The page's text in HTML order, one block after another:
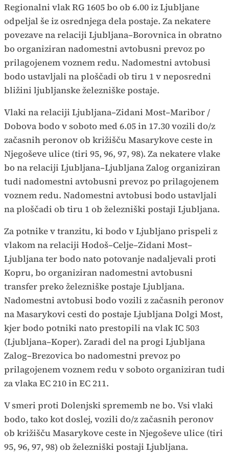
Regionalni vlak RG 1605 bo ob 6.00 iz Ljubljane
odpeljal še iz osrednjega dela postaje. Za nekatere
povezave na relaciji Ljubljana–Borovnica in obratno
bo organiziran nadomestni avtobusni prevoz po
prilagojenem voznem redu. Nadomestni avtobusi
bodo ustavljali na ploščadi ob tiru 1 v neposredni
bližini ljubljanske železniške postaje.
Vlaki na relaciji Ljubljana–Zidani Most–Maribor /
Dobova bodo v soboto med 6.05 in 17.30 vozili do/z
začasnih peronov ob križišču Masarykove ceste in
Njegoševe ulice (tiri 95, 96, 97, 98). Za nekatere vlake
bo na relaciji Ljubljana–Ljubljana Zalog organiziran
tudi nadomestni avtobusni prevoz po prilagojenem
voznem redu. Nadomestni avtobusi bodo ustavljali
na ploščadi ob tiru 1 ob železniški postaji Ljubljana.
Za potnike v tranzitu, ki bodo v Ljubljano prispeli z
vlakom na relaciji Hodoš–Celje–Zidani Most–
Ljubljana ter bodo nato potovanje nadaljevali proti
Kopru, bo organiziran nadomestni avtobusni
transfer preko železniške postaje Ljubljana.
Nadomestni avtobusi bodo vozili z začasnih peronov
na Masarykovi cesti do postaje Ljubljana Dolgi Most,
kjer bodo potniki nato prestopili na vlak IC 503
(Ljubljana–Koper). Zaradi del na progi Ljubljana
Zalog–Brezovica bo nadomestni prevoz po
prilagojenem voznem redu v soboto organiziran tudi
za vlaka EC 210 in EC 211.
V smeri proti Dolenjski sprememb ne bo. Vsi vlaki
bodo, tako kot doslej, vozili do/z začasnih peronov
ob križišču Masarykove ceste in Njegoševe ulice (tiri
95, 96, 97, 98) ob železniški postaji Ljubljana.